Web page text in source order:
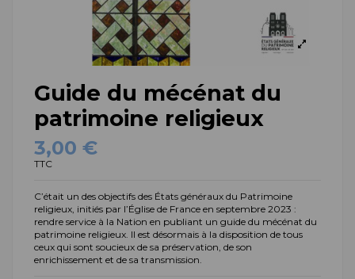
Guide du mécénat du
patrimoine religieux
3,00 €
TTC
C’était un des objectifs des États généraux du Patrimoine
religieux, initiés par l’Église de France en septembre 2023 :
rendre service à la Nation en publiant un guide du mécénat du
patrimoine religieux. Il est désormais à la disposition de tous
ceux qui sont soucieux de sa préservation, de son
enrichissement et de sa transmission.